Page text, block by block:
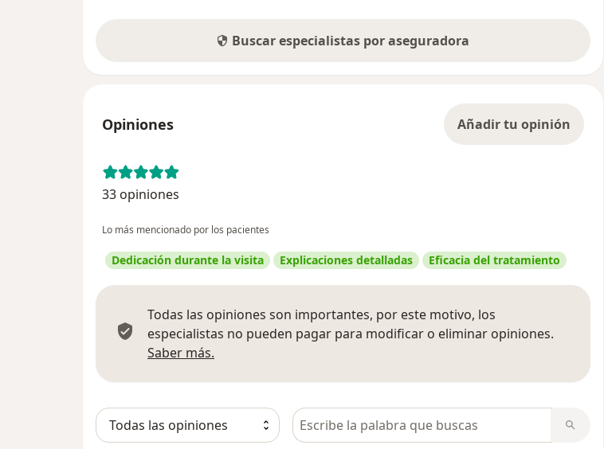
Buscar especialistas por aseguradora
Opiniones Añadir tu opinión
33 opiniones
Lo más mencionado por los pacientes
Dedicación durante la visita Explicaciones detalladas Eficacia del tratamiento
Todas las opiniones son importantes, por este motivo, los
especialistas no pueden pagar para modificar o eliminar opiniones.
Saber más.
Busca en opiniones